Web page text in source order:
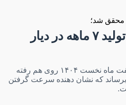
محقق شد؛
رُشد ۲۱۵ درصدی تولید ۷ ماهه در دیار
دیار خودرو موفق شده در هفت ماه نخست ۱۴۰۴ روی هم رفته
برساند که نشان دهنده سرعت گرفتن